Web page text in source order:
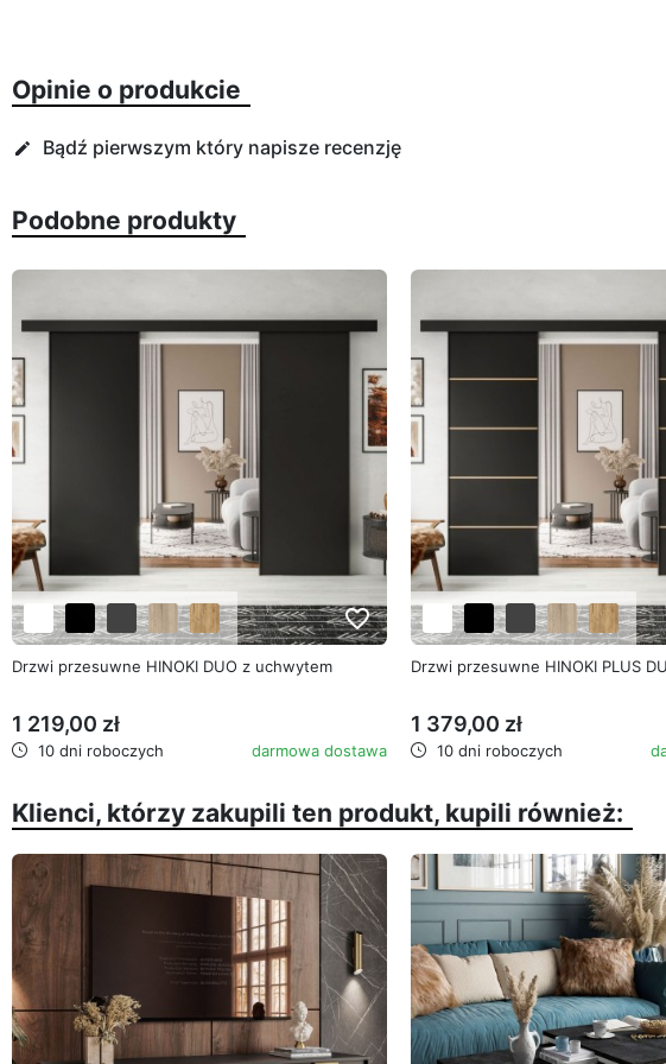
Opinie o produkcie
edit Bądź pierwszym który napisze recenzję
Podobne produkty
favorite_border
Drzwi przesuwne HINOKI DUO z uchwytem
1 219,00 zł
10 dni roboczych darmowa dostawa
Drzwi przesuwne HINOKI PLUS
1 379,00 zł
10 dni roboczych
Klienci, którzy zakupili ten produkt, kupili również: